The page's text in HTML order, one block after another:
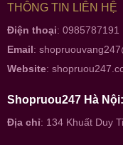
THÔNG TIN LIÊN HỆ
Điện thoại: 0985787191
Email:
Website:
Shopruou247 Hà Nội:
Địa chỉ: 134 Khuất Duy